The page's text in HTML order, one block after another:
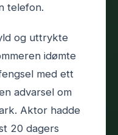
telefon.
og uttrykte
idømte
med ett
advarsel om
Aktor hadde
20 dagers